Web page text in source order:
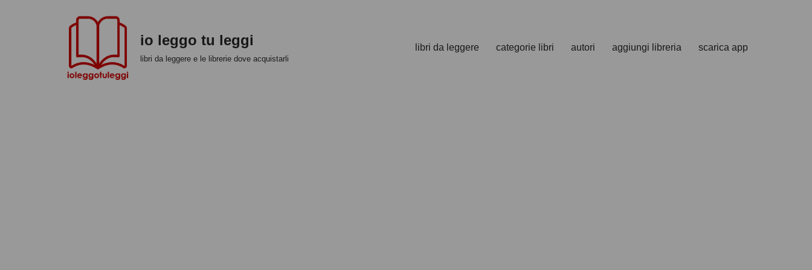
io leggo tu leggi
libri da leggere e le librerie dove acquistarli
libri da leggere categorie libri autori aggiungi libreria scarica app